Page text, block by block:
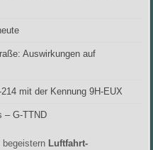
Auswirkungen auf
mit der Kennung 9H-EUX
– G-TTND
begeistern Luftfahrt-